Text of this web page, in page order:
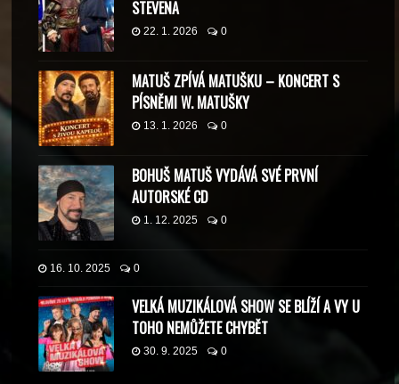
STEVENA
22. 1. 2026 0
MATUŠ ZPÍVÁ MATUŠKU – KONCERT S
PÍSNĚMI W. MATUŠKY
13. 1. 2026 0
BOHUŠ MATUŠ VYDÁVÁ SVÉ PRVNÍ
AUTORSKÉ CD
1. 12. 2025 0
16. 10. 2025 0
VELKÁ MUZIKÁLOVÁ SHOW SE BLÍŽÍ A VY U
TOHO NEMŮŽETE CHYBĚT
30. 9. 2025 0